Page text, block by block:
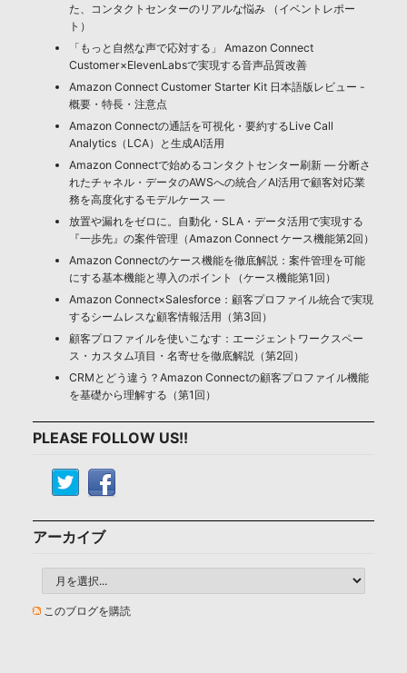
た、コンタクトセンターのリアルな悩み （イベントレポー
ト）
「もっと自然な声で応対する」 Amazon Connect
Customer×ElevenLabsで実現する音声品質改善
Amazon Connect Customer Starter Kit 日本語版レビュー -
概要・特長・注意点
Amazon Connectの通話を可視化・要約するLive Call
Analytics（LCA）と生成AI活用
Amazon Connectで始めるコンタクトセンター刷新 ― 分断さ
れたチャネル・データのAWSへの統合／AI活用で顧客対応業
務を高度化するモデルケース ―
放置や漏れをゼロに。自動化・SLA・データ活用で実現する
『一歩先』の案件管理（Amazon Connect ケース機能第2回）
Amazon Connectのケース機能を徹底解説：案件管理を可能
にする基本機能と導入のポイント（ケース機能第1回）
Amazon Connect×Salesforce：顧客プロファイル統合で実現
するシームレスな顧客情報活用（第3回）
顧客プロファイルを使いこなす：エージェントワークスペー
ス・カスタム項目・名寄せを徹底解説（第2回）
CRMとどう違う？Amazon Connectの顧客プロファイル機能
を基礎から理解する（第1回）
PLEASE FOLLOW US!!
アーカイブ
このブログを購読